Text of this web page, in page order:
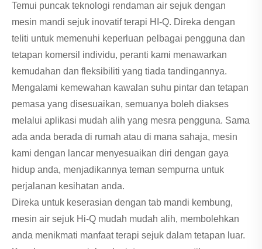
Temui puncak teknologi rendaman air sejuk dengan
mesin mandi sejuk inovatif terapi HI-Q. Direka dengan
teliti untuk memenuhi keperluan pelbagai pengguna dan
tetapan komersil individu, peranti kami menawarkan
kemudahan dan fleksibiliti yang tiada tandingannya.
Mengalami kemewahan kawalan suhu pintar dan tetapan
pemasa yang disesuaikan, semuanya boleh diakses
melalui aplikasi mudah alih yang mesra pengguna. Sama
ada anda berada di rumah atau di mana sahaja, mesin
kami dengan lancar menyesuaikan diri dengan gaya
hidup anda, menjadikannya teman sempurna untuk
perjalanan kesihatan anda.
Direka untuk keserasian dengan tab mandi kembung,
mesin air sejuk Hi-Q mudah mudah alih, membolehkan
anda menikmati manfaat terapi sejuk dalam tetapan luar.